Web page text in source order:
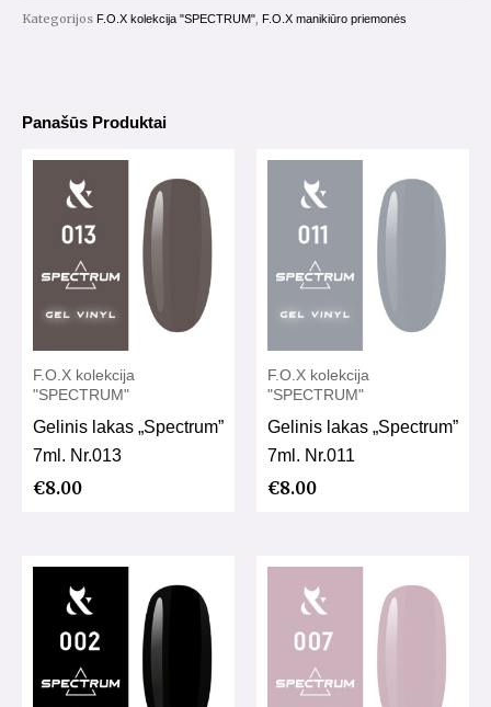
7ml.
Kategorijos F.O.X kolekcija "SPECTRUM", F.O.X manikiūro priemonės
Panašūs Produktai
F.O.X kolekcija
"SPECTRUM"
Gelinis lakas „Spectrum”
7ml. Nr.013
€8.00
F.O.X kolekcija
"SPECTRUM"
Gelinis lakas „Spectrum”
7ml. Nr.011
€8.00